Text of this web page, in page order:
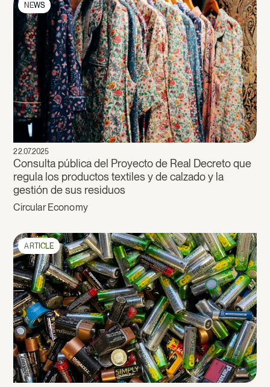
NEWS
22.07.2025
Consulta pública del Proyecto de Real Decreto que
regula los productos textiles y de calzado y la
gestión de sus residuos
Circular Economy
ARTICLE